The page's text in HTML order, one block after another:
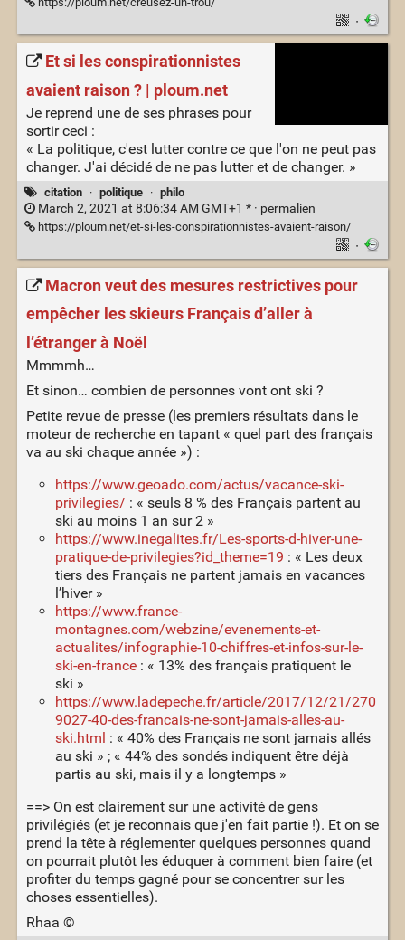
·
Et si les conspirationnistes
avaient raison ? | ploum.net
Je reprend une de ses phrases pour
sortir ceci :
« La politique, c'est lutter contre ce que l'on ne peut pas
changer. J'ai décidé de ne pas lutter et de changer. »
citation · politique · philo
March 2, 2021 at 8:06:34 AM GMT+1 * · permalien
https://ploum.net/et-si-les-conspirationnistes-avaient-raison/
·
Macron veut des mesures restrictives pour
empêcher les skieurs Français d’aller à
l’étranger à Noël
Mmmmh…
Et sinon… combien de personnes vont ont ski ?
Petite revue de presse (les premiers résultats dans le
moteur de recherche en tapant « quel part des français
va au ski chaque année ») :
https://www.geoado.com/actus/vacance-ski-
privilegies/ : « seuls 8 % des Français partent au
ski au moins 1 an sur 2 »
https://www.inegalites.fr/Les-sports-d-hiver-une-
pratique-de-privilegies?id_theme=19 : « Les deux
tiers des Français ne partent jamais en vacances
l’hiver »
https://www.france-
montagnes.com/webzine/evenements-et-
actualites/infographie-10-chiffres-et-infos-sur-le-
ski-en-france: « 13% des français pratiquent le
ski »
https://www.ladepeche.fr/article/2017/12/21/270
9027-40-des-francais-ne-sont-jamais-alles-au-
ski.html : « 40% des Français ne sont jamais allés
au ski » ; « 44% des sondés indiquent être déjà
partis au ski, mais il y a longtemps »
==> On est clairement sur une activité de gens
privilégiés (et je reconnais que j'en fait partie !). Et on se
prend la tête à réglementer quelques personnes quand
on pourrait plutôt les éduquer à comment bien faire (et
profiter du temps gagné pour se concentrer sur les
choses essentielles).
Rhaa ©